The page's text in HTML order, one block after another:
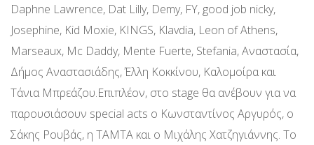
Daphne Lawrence, Dat Lilly, Demy, FY, good job nicky,
Josephine, Kid Moxie, KINGS, Klavdia, Leon of Athens,
Marseaux, Mc Daddy, Mente Fuerte, Stefania, Αναστασία,
Δήμος Αναστασιάδης, Έλλη Κοκκίνου, Καλομοίρα και
Τάνια Μπρεάζου.Επιπλέον, στο stage θα ανέβουν για να
παρουσιάσουν special acts ο Κωνσταντίνος Αργυρός, o
Σάκης Ρουβάς, η ΤΑΜΤΑ και ο Μιχάλης Χατζηγιάννης. Το